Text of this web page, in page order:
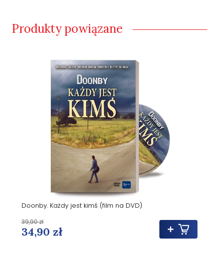
Produkty powiązane
Doonby. Każdy jest kimś (film na DVD)
34,90 zł
39,90 zł